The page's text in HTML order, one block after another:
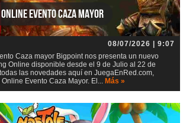
Evento Caza mayor
08/07/2026 | 9:07
Caza mayor Bigpoint nos presenta un nuevo
Online disponible desde el 9 de Julio al 22 de
las novedades aquí en JuegaEnRed.com,
Evento Caza Mayor. El... Más »